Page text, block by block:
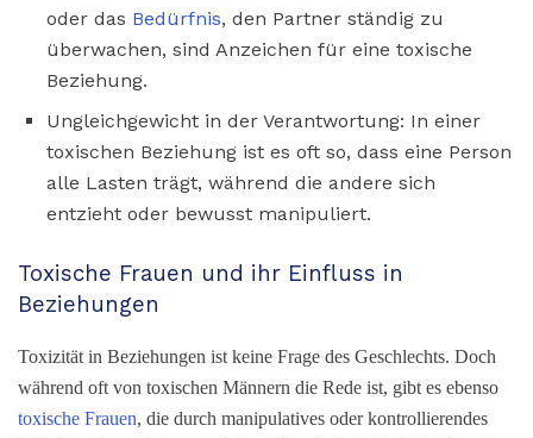
oder das Bedürfnis, den Partner ständig zu
überwachen, sind Anzeichen für eine toxische
Beziehung.
Ungleichgewicht in der Verantwortung: In einer
toxischen Beziehung ist es oft so, dass eine Person
alle Lasten trägt, während die andere sich
entzieht oder bewusst manipuliert.
Toxische Frauen und ihr Einfluss in
Beziehungen
Toxizität in Beziehungen ist keine Frage des Geschlechts. Doch
während oft von toxischen Männern die Rede ist, gibt es ebenso
toxische Frauen, die durch manipulatives oder kontrollierendes